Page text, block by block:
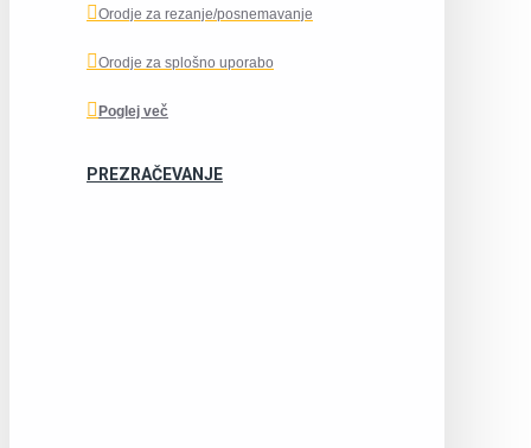
Orodje za rezanje/posnemavanje
Orodje za splošno uporabo
Poglej več
PREZRAČEVANJE